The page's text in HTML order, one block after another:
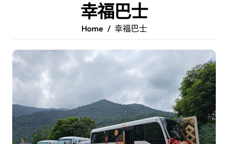
幸福巴士
Home 幸福巴士